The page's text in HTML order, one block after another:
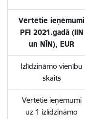
Vērtētie ieņēmumi
PFI 2021.gadā (IIN
un NĪN), EUR
Izlīdzināmo vienību
skaits
Vērtētie ieņēmumi
uz 1 izlīdzināmo